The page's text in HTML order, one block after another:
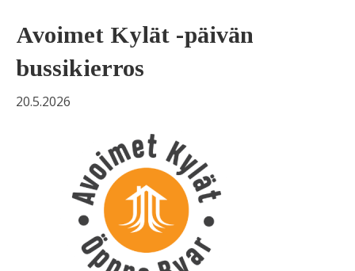
Avoimet Kylät -päivän
bussikierros
20.5.2026